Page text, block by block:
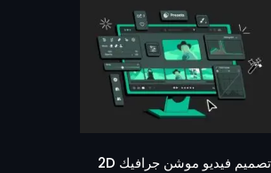
تصميم فيديو موشن جرافيك 2D